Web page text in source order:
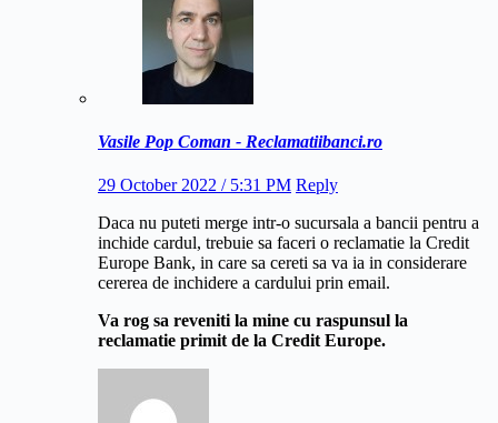
Vasile Pop Coman - Reclamatiibanci.ro
29 October 2022 / 5:31 PM Reply
Daca nu puteti merge intr-o sucursala a bancii pentru a
inchide cardul, trebuie sa faceri o reclamatie la Credit
Europe Bank, in care sa cereti sa va ia in considerare
cererea de inchidere a cardului prin email.
Va rog sa reveniti la mine cu raspunsul la
reclamatie primit de la Credit Europe.